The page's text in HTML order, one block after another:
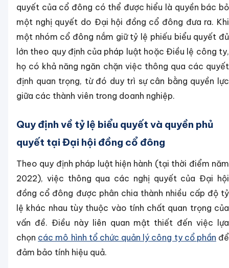
quyết của cổ đông có thể được hiểu là quyền bác bỏ
một nghị quyết do Đại hội đồng cổ đông đưa ra. Khi
một nhóm cổ đông nắm giữ tỷ lệ phiếu biểu quyết đủ
lớn theo quy định của pháp luật hoặc Điều lệ công ty,
họ có khả năng ngăn chặn việc thông qua các quyết
định quan trọng, từ đó duy trì sự cân bằng quyền lực
giữa các thành viên trong doanh nghiệp.
Quy định về tỷ lệ biểu quyết và quyền phủ
quyết tại Đại hội đồng cổ đông
Theo quy định pháp luật hiện hành (tại thời điểm năm
2022), việc thông qua các nghị quyết của Đại hội
đồng cổ đông được phân chia thành nhiều cấp độ tỷ
lệ khác nhau tùy thuộc vào tính chất quan trọng của
vấn đề. Điều này liên quan mật thiết đến việc lựa
chọn các mô hình tổ chức quản lý công ty cổ phần để
đảm bảo tính hiệu quả.